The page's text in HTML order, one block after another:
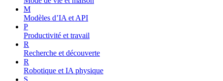
M
Modèles d’IA et API
P
Productivité et travail
R
Recherche et découverte
R
Robotique et IA physique
S